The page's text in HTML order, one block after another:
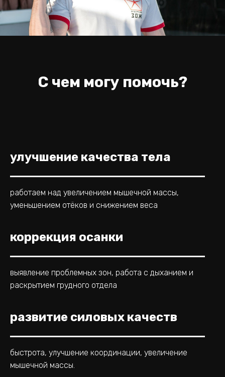
С чем могу помочь?
улучшение качества тела
работаем над увеличением мышечной массы,
уменьшением отёков и снижением веса
коррекция осанки
выявление проблемных зон, работа с дыханием и
раскрытием грудного отдела
развитие силовых качеств
быстрота, улучшение координации, увеличение
мышечной массы.